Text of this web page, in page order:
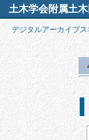
土木学会附属土
デジタルアーカイブス